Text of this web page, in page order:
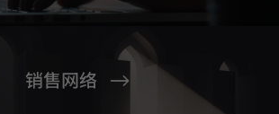
销售网络